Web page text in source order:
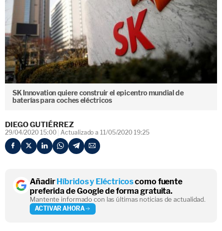
SK Innovation quiere construir el epicentro mundial de
baterías para coches eléctricos
DIEGO GUTIÉRREZ
29/04/2020 15:00 Actualizado a 11/05/2020 19:25
AñadirHíbridos y Eléctricoscomo fuente
preferida de Google de forma gratuita.
Mantente informado con las últimas noticias de actualidad.
ACTIVAR AHORA